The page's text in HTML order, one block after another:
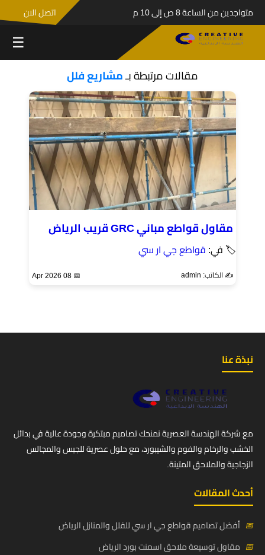
متواجدين من الساعة 8 ص إلى 10 م اتصل الان
☰
مقالات مرتبطة بـمشاريع فلل
مقاول قواطع مباني GRC قريب الرياض
🏷 في: قواطع جي ار سي
✍️ الكاتب: admin 📅 08 Apr 2026
نبذة عنا
مع شركة الهندسة العصرية نمنحك تصاميم مبتكرة وجودة عالية في بدائل
الخشب والرخام والفوم والشيبورد، مع حلول عصرية للجبس والمجالس
الزجاجية والملاحق المتينة.
أحدث المقالات
📅 أفضل تصاميم قواطع جي ار سي للفلل والمنازل الرياض
📅 مقاول توسيعة ملاحق اسمنت بورد الرياض